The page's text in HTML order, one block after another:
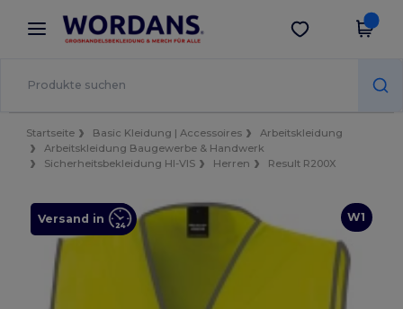
× Wordans App
Bessere Preise in der App!
App holen
Startseite Basic Kleidung | Accessoires
Arbeitskleidung
Arbeitskleidung Baugewerbe & Handwerk
Sicherheitsbekleidung HI-VIS
Herren Result R200X
W1
Versand in